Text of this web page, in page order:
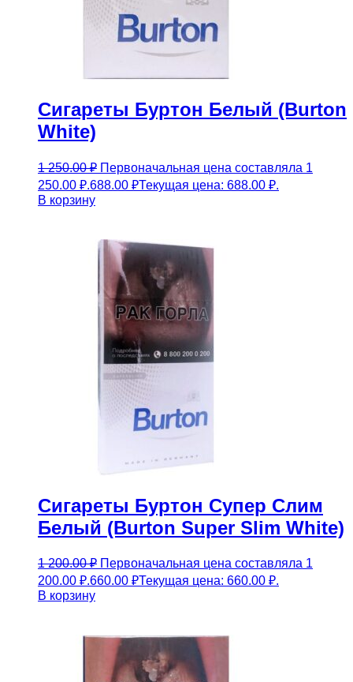
Сигареты Буртон Белый (Burton
White)
1 250.00₽ Первоначальная цена составляла 1
250.00 ₽.688.00 ₽Текущая цена: 688.00 ₽.
В корзину
Сигареты Буртон Супер Слим
Белый (Burton Super Slim White)
1 200.00₽ Первоначальная цена составляла 1
200.00 ₽.660.00 ₽Текущая цена: 660.00 ₽.
В корзину